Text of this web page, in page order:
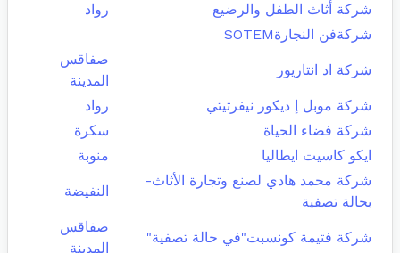
شركة أثاث الطفل والرضيع
رواد
شركةفن النجارةSOTEM
شركة اد انتاريور
صفاقس
المدينة
شركة موبل إ ديكور نيفرتيتي
رواد
شركة فضاء الحياة
سكرة
ايكو كاسيت ايطاليا
منوبة
شركة محمد هادي لصنع وتجارة الأثاث-
بحالة تصفية
النفيضة
شركة فتيمة كونسبت"في حالة تصفية"
صفاقس
المدينة